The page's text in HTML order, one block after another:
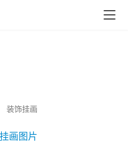
装饰挂画